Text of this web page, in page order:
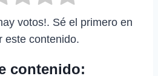
votos!. Sé el primero en
este contenido.
contenido: